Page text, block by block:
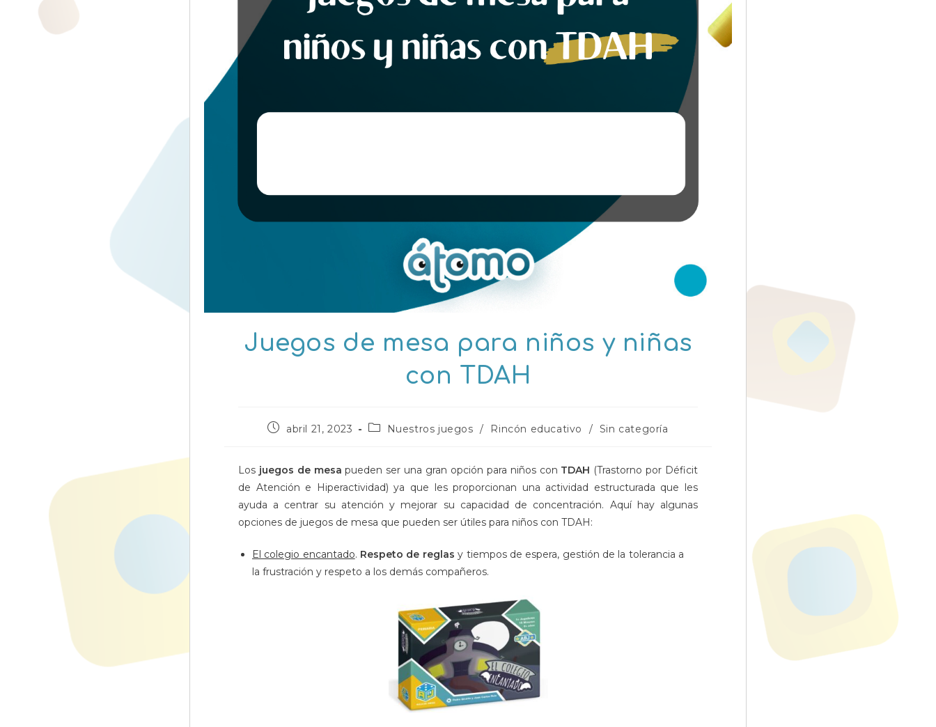
Juegos de mesa para niños y niñas
con TDAH
Publicación
entrada:
abril 21, 2023
Categoría
entrada:
Nuestros juegos / Rincón educativo / Sin categoría
Los juegos de mesa pueden ser una gran opción para niños con TDAH (Trastorno por Déficit
de Atención e Hiperactividad) ya que les proporcionan una actividad estructurada que les
ayuda a centrar su atención y mejorar su capacidad de concentración. Aquí hay algunas
opciones de juegos de mesa que pueden ser útiles para niños con TDAH:
El colegio encantado. Respeto de reglas y tiempos de espera, gestión de la tolerancia a
la frustración y respeto a los demás compañeros.